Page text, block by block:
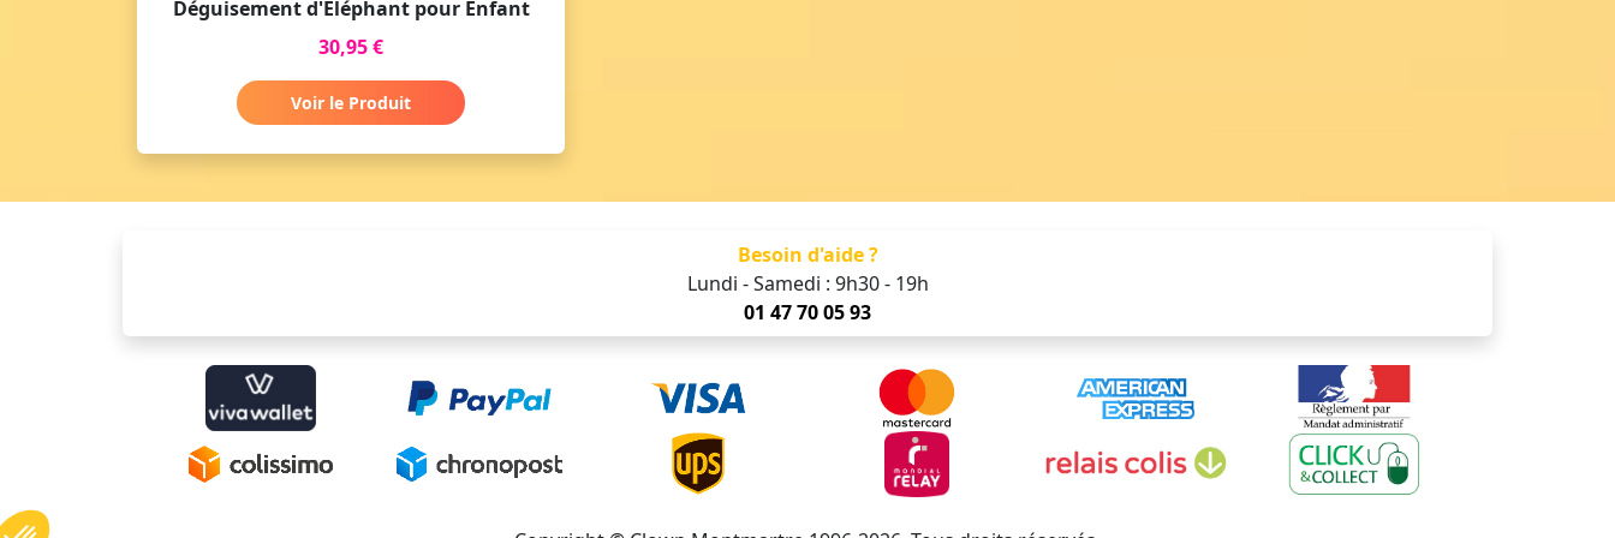
Déguisement d'Éléphant pour Enfant
30,95 €
Voir le Produit
Besoin d'aide ?
Lundi - Samedi : 9h30 - 19h
01 47 70 05 93